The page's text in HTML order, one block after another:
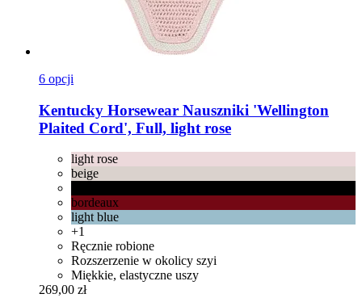
6 opcji
Kentucky Horsewear Nauszniki 'Wellington
Plaited Cord', Full, light rose
light rose
beige
bordeaux
light blue
+1
Ręcznie robione
Rozszerzenie w okolicy szyi
Miękkie, elastyczne uszy
269,00 zł